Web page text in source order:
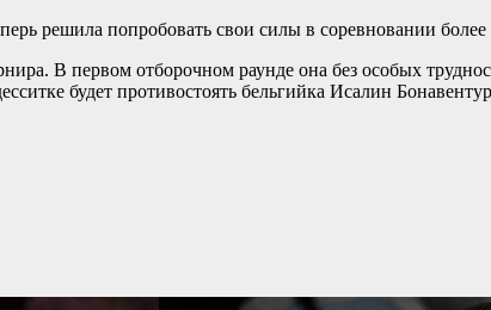
решила попробовать свои силы в соревновании более
В первом отборочном раунде она без особых
будет противостоять бельгийка Исалин